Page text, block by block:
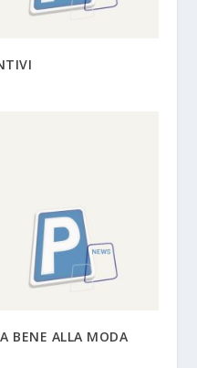
BENE ALLA MODA